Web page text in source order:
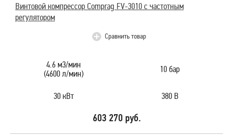
Винтовой компрессор Comprag FV-3010 с частотным
регулятором
Сравнить товар
4.6 м3/мин
(4600 л/мин)
10 бар
30 кВт 380 В
603 270 руб.